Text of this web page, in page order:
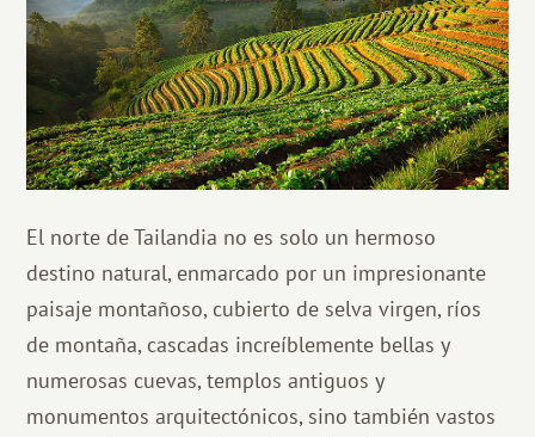
El norte de Tailandia no es solo un hermoso
destino natural, enmarcado por un impresionante
paisaje montañoso, cubierto de selva virgen, ríos
de montaña, cascadas increíblemente bellas y
numerosas cuevas, templos antiguos y
monumentos arquitectónicos, sino también vastos